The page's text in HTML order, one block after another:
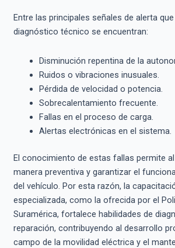
Entre las principales señales de alerta
diagnóstico técnico se encuentran:
Disminución repentina de la
Ruidos o vibraciones inusuales.
Pérdida de velocidad o potencia.
Sobrecalentamiento frecuente.
Fallas en el proceso de carga.
Alertas electrónicas en el sistema.
El conocimiento de estas fallas permite
manera preventiva y garantizar el
del vehículo. Por esta razón, la
especializada, como la ofrecida por el
Suramérica, fortalece habilidades de
reparación, contribuyendo al desarrollo
campo de la movilidad eléctrica y el